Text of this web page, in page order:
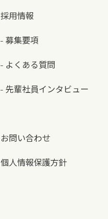
採用情報
募集要項
よくある質問
先輩社員インタビュー
お問い合わせ
個人情報保護方針